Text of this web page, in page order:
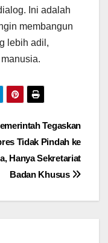
Ini adalah
membangun
lebih adil,
Tegaskan
Tidak Pindah ke
Hanya Sekretariat
Badan Khusus